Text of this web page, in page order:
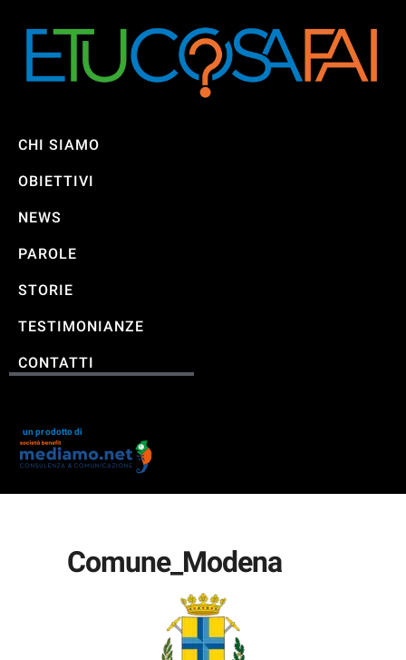
CHI SIAMO
OBIETTIVI
NEWS
PAROLE
STORIE
TESTIMONIANZE
CONTATTI
un prodotto di
Comune_Modena